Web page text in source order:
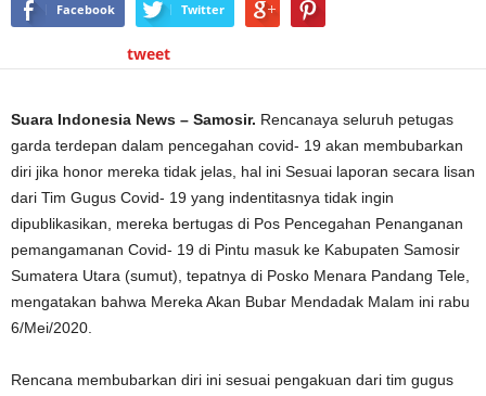
Facebook Twitter
tweet
Suara Indonesia News – Samosir. Rencanaya seluruh petugas
garda terdepan dalam pencegahan covid- 19 akan membubarkan
diri jika honor mereka tidak jelas, hal ini Sesuai laporan secara lisan
dari Tim Gugus Covid- 19 yang indentitasnya tidak ingin
dipublikasikan, mereka bertugas di Pos Pencegahan Penanganan
pemangamanan Covid- 19 di Pintu masuk ke Kabupaten Samosir
Sumatera Utara (sumut), tepatnya di Posko Menara Pandang Tele,
mengatakan bahwa Mereka Akan Bubar Mendadak Malam ini rabu
6/Mei/2020.
Rencana membubarkan diri ini sesuai pengakuan dari tim gugus